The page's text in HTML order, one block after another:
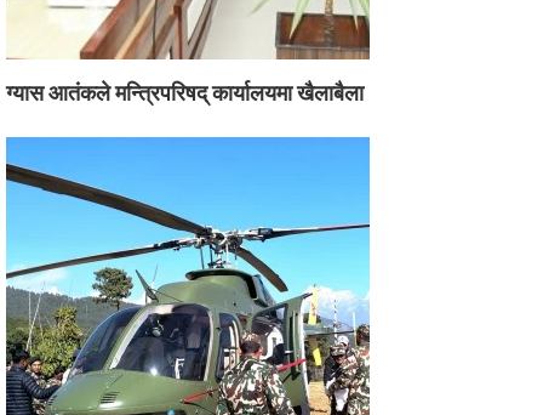
ग्यास आतंकले मन्त्रिपरिषद् कार्यालयमा खैलाबैला